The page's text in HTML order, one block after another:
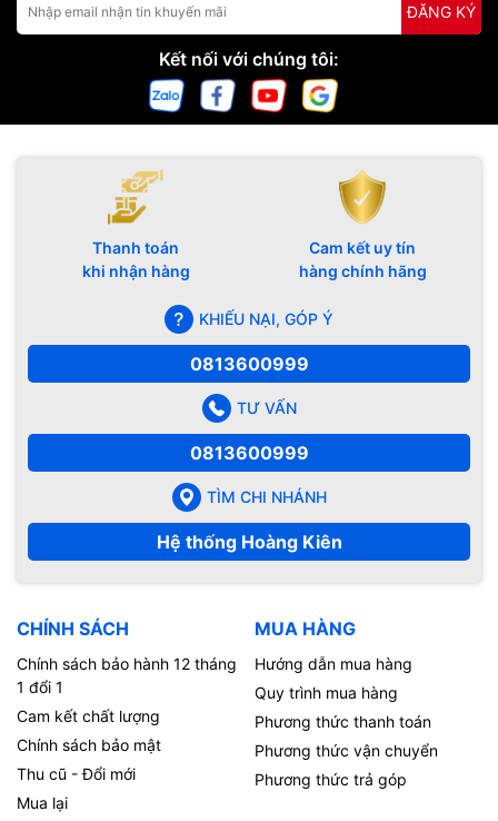
Hơn nữa, Apple còn trang bị mặt kính Ceramic Shield vật liệu
kết hợp giữa thủy tinh và gốm cao cấp với khả năng chịu va
đập gấp 4 lần so với các đời trước, bảo vệ máy một cách tối
đa, cùng với đó là khả năng kháng nước chuẩn IP68.
Camera kép thách thức mọi
giới hạn ban đêm
Camera của điện thoại iPhone 12 Mini với camera kép 12 MP
nhờ đó hình ảnh sẽ được ghi lại một cách chân thực, rõ nét.
Camera chính 12 MP với khẩu độ lớn f/1.6 giúp tăng 27% khả
năng thu sáng. Vì vậy, ngay cả trong bóng tối, hình chụp,
video của bạn vẫn cho độ chi tiết và màu sắc tuyệt vời.
nặng bạn yêu thích sẽ được tải xong trong chớp mắt.
Việc gửi các tệp lớn, đăng tải hình ảnh, livestream hay phát trực
tiếp video chất lượng cao được hoàn thành nhanh và tiện lợi hơn
bao giờ hết.
Ngoài ra, Apple đã phát triển chế độ Smart Data, có chức năng
chuyển đổi qua lại giữa 4G và 5G khi chạy các ứng dụng nhằm tiết
kiệm pin cho máy một cách tối đa, nâng cao trải nghiệm sử dụng
máy cho người dùng.
Hỗ trợ sạc nhanh 20 W
ĐĂNG KÝ
Kết nối với chúng tôi:
Thanh toán
khi nhận hàng
Cam kết uy tín
hàng chính hãng
KHIẾU NẠI, GÓP Ý
0813600999
TƯ VẤN
0813600999
TÌM CHI NHÁNH
Hệ thống Hoàng Kiên
CHÍNH SÁCH
Chính sách bảo hành 12 tháng
1 đổi 1
Cam kết chất lượng
Chính sách bảo mật
Thu cũ - Đổi mới
Mua lại
MUA HÀNG
Hướng dẫn mua hàng
Quy trình mua hàng
Phương thức thanh toán
Phương thức vận chuyển
Phương thức trả góp